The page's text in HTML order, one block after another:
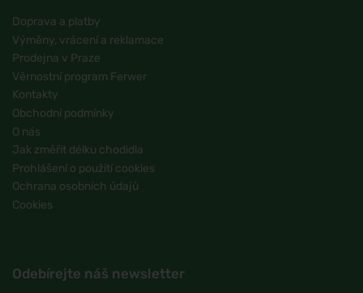
Doprava a platby
Výměny, vrácení a reklamace
Prodejna v Praze
Věrnostní program Ferwer
Kontakty
Obchodní podmínky
O nás
Jak změřit délku chodidla
Prohlášení o použití cookies
Ochrana osobních údajů
Cookies
Odebírejte náš newsletter